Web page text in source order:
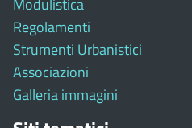
Modulistica
Regolamenti
Strumenti Urbanistici
Associazioni
Galleria immagini